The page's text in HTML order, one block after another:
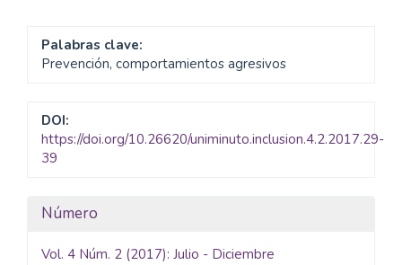
Palabras clave:
Prevención, comportamientos agresivos
DOI:
https://doi.org/10.26620/uniminuto.inclusion.4.2.2017.29-
39
Detalles
del
Número
Vol. 4 Núm. 2 (2017): Julio - Diciembre